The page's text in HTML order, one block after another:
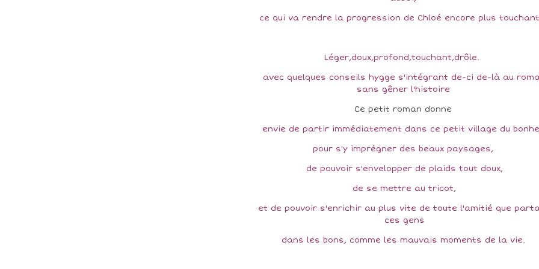
ce qui va rendre la progression de Chloé encore plus
Léger,doux,profond,touchant,drôle.
avec quelques conseils hygge s'intégrant de-ci de-là au
sans gêner l'histoire
Ce petit roman donne
envie de partir immédiatement dans ce petit village du
pour s'y imprégner des beaux paysages,
de pouvoir s'envelopper de plaids tout doux,
de se mettre au tricot,
et de pouvoir s'enrichir au plus vite de toute l'amitié que
ces gens
dans les bons, comme les mauvais moments de la vie.